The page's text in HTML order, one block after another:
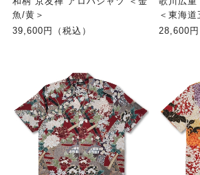
魚/黄＞
39,600円（税込）
＜東海
28,600円